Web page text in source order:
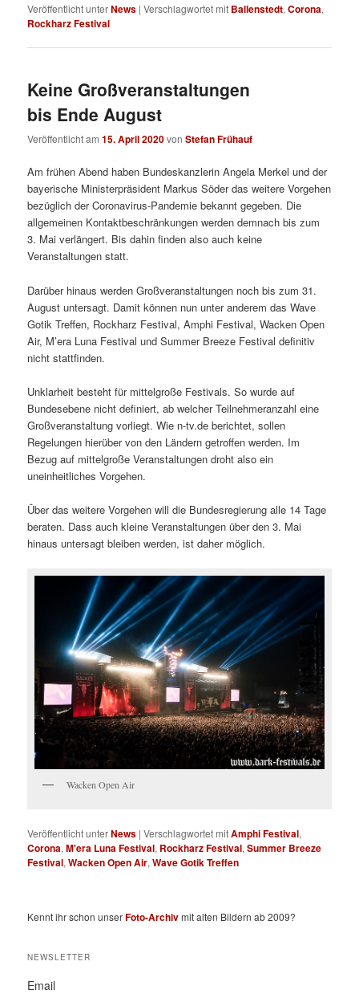
Veröffentlicht unterNews |Verschlagwortet mit Ballenstedt,Corona,
Rockharz Festival
Keine Großveranstaltungen
bis Ende August
Veröffentlicht am15. April 2020vonStefan Frühauf
Am frühen Abend haben Bundeskanzlerin Angela Merkel und der
bayerische Ministerpräsident Markus Söder das weitere Vorgehen
bezüglich der Coronavirus-Pandemie bekannt gegeben. Die
allgemeinen Kontaktbeschränkungen werden demnach bis zum
3. Mai verlängert. Bis dahin finden also auch keine
Veranstaltungen statt.
Darüber hinaus werden Großveranstaltungen noch bis zum 31.
August untersagt. Damit können nun unter anderem das Wave
Gotik Treffen, Rockharz Festival, Amphi Festival, Wacken Open
Air, M’era Luna Festival und Summer Breeze Festival definitiv
nicht stattfinden.
Unklarheit besteht für mittelgroße Festivals. So wurde auf
Bundesebene nicht definiert, ab welcher Teilnehmeranzahl eine
Großveranstaltung vorliegt. Wie n-tv.de berichtet, sollen
Regelungen hierüber von den Ländern getroffen werden. Im
Bezug auf mittelgroße Veranstaltungen droht also ein
uneinheitliches Vorgehen.
Über das weitere Vorgehen will die Bundesregierung alle 14 Tage
beraten. Dass auch kleine Veranstaltungen über den 3. Mai
hinaus untersagt bleiben werden, ist daher möglich.
Wacken Open Air
Veröffentlicht unterNews |Verschlagwortet mitAmphi Festival,
Corona,M'era Luna Festival, Rockharz Festival,Summer Breeze
Festival,Wacken Open Air,Wave Gotik Treffen
Kennt ihr schon unserFoto-Archivmit alten Bildern ab 2009?
NEWSLETTER
Email